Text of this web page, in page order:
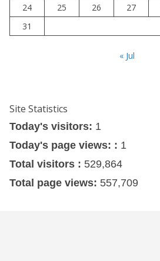
24
25 26 27
31
« Jul
Site Statistics
Today's visitors: 1
Today's page views: : 1
Total visitors : 529,864
Total page views: 557,709